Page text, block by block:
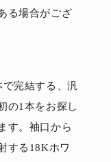
る場合がござ
完結する、汎
の1本をお探し
す。袖口から
する18Kホワ